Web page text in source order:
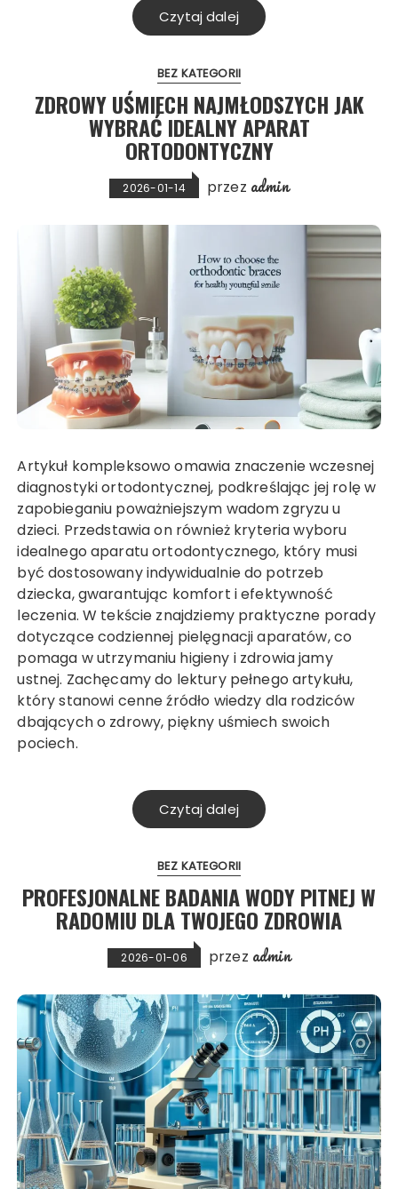
Czytaj dalej
BEZ KATEGORII
ZDROWY UŚMIECH NAJMŁODSZYCH JAK
WYBRAĆ IDEALNY APARAT
ORTODONTYCZNY
2026-01-14 przez admin
Artykuł kompleksowo omawia znaczenie wczesnej
diagnostyki ortodontycznej, podkreślając jej rolę w
zapobieganiu poważniejszym wadom zgryzu u
dzieci. Przedstawia on również kryteria wyboru
idealnego aparatu ortodontycznego, który musi
być dostosowany indywidualnie do potrzeb
dziecka, gwarantując komfort i efektywność
leczenia. W tekście znajdziemy praktyczne porady
dotyczące codziennej pielęgnacji aparatów, co
pomaga w utrzymaniu higieny i zdrowia jamy
ustnej. Zachęcamy do lektury pełnego artykułu,
który stanowi cenne źródło wiedzy dla rodziców
dbających o zdrowy, piękny uśmiech swoich
pociech.
Czytaj dalej
BEZ KATEGORII
PROFESJONALNE BADANIA WODY PITNEJ W
RADOMIU DLA TWOJEGO ZDROWIA
2026-01-06 przez admin